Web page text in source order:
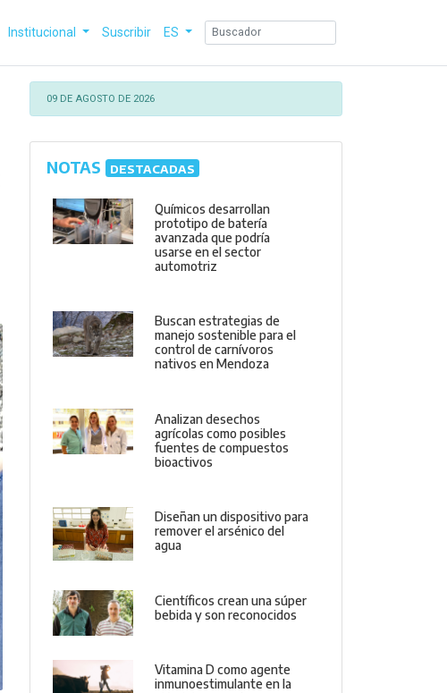
Institucional Suscribir ES
09 DE AGOSTO DE 2026
NOTAS DESTACADAS
Químicos desarrollan
prototipo de batería
avanzada que podría
usarse en el sector
automotriz
Buscan estrategias de
manejo sostenible para el
control de carnívoros
nativos en Mendoza
Analizan desechos
agrícolas como posibles
fuentes de compuestos
bioactivos
Diseñan un dispositivo para
remover el arsénico del
agua
Científicos crean una súper
bebida y son reconocidos
Vitamina D como agente
inmunoestimulante en la